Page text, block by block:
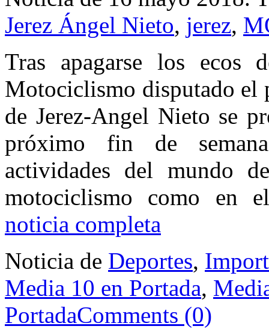
Jerez Ángel Nieto, jerez,
Tras apagarse los ecos
Motociclismo disputado el
de Jerez-Angel Nieto se
próximo fin de
actividades del mundo
motociclismo como en
noticia completa
Noticia de Deportes,
Media 10 en Portada,
PortadaComments (0)